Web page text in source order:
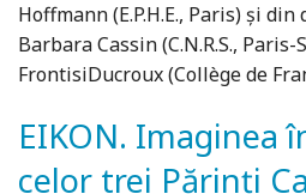
Hoffmann (E.P.H.E., Paris) şi
Barbara Cassin (C.N.R.S.,
FrontisiDucroux (Collège de
EIKON. Imaginea
celor trei Părinți